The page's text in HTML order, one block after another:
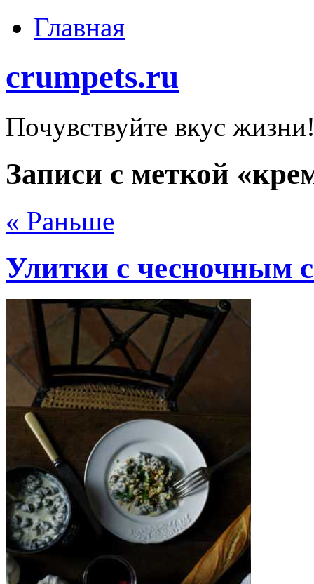
Главная
crumpets.ru
Почувствуйте вкус
Записи с меткой
« Раньше
Улитки с чесночным